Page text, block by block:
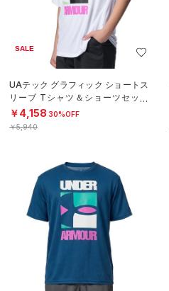
SALE
UAテック グラフィック ショートス
リーブ Tシャツ＆ショーツセット
（トレーニング/BOYS）
￥4,158 30%OFF
￥5,940